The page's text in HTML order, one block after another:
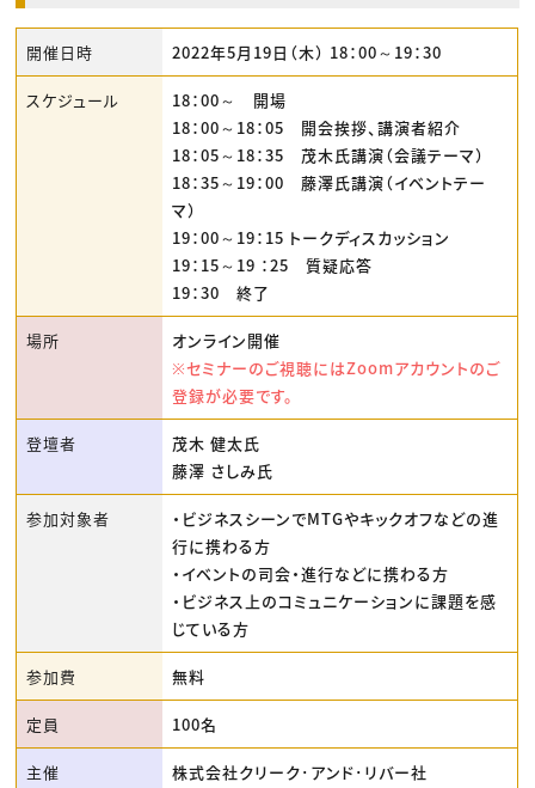
開催日時 2022年5月19日（木） 18：00～19：30
スケジュール
18：00～ 開場
18：00～18：05 開会挨拶、講演者紹介
18：05～18：35 茂木氏講演（会議テーマ）
18：35～19：00 藤澤氏講演（イベントテー
マ）
19：00～19：15 トークディスカッション
19：15～19 ：25 質疑応答
19：30 終了
場所
オンライン開催
※セミナーのご視聴にはZoomアカウントのご
登録が必要です。
登壇者
茂木 健太氏
藤澤 さしみ氏
参加対象者
・ビジネスシーンでMTGやキックオフなどの進
行に携わる方
・イベントの司会・進行などに携わる方
・ビジネス上のコミュニケーションに課題を感
じている方
参加費 無料
定員 100名
主催 株式会社クリーク･アンド･リバー社